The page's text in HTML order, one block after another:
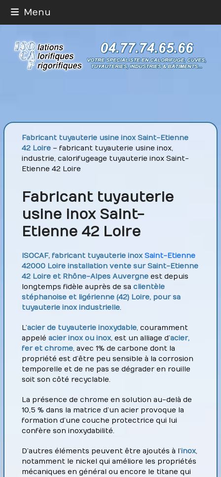
content
Menu
Fabricant tuyauterie usine inox Saint-Etienne
42 Loire – fabricant tuyauterie usine inox,
industrie, calorifugeage tuyauterie inox Saint-
Etienne 42 Loire
Fabricant tuyauterie
usine inox Saint-
Etienne 42 Loire
ISOCAF, fabricant tuyauterie inoxSaint-Etienne
42000 Loire installation vente sur Saint-Etienne
42 Loire et Rhône-Alpes Auvergne est depuis
longtemps fidèle auprès de saclientèle
stéphanoise et ligérienne (42) Loire, pour sa
tuyauterie inox industrielle.
L’acier de tuyauterie inoxydable, couramment
appeléacier inox ou inox, est un alliage d’acier,
fer et chrome, avec 1% de carbone dont la
propriété est d’être peu sensible à la corrosion
temporelle et de ne pas se dégrader en rouille
soit son côté recyclable.
La présence de chrome en solution au-delà de
10,5 % dans la matrice d’un acier provoque la
formation d’une couche protectrice qui lui
confère son inoxydabilité.
D’autres éléments peuvent être ajoutés à l’inox,
notamment le nickel qui améliore les propriétés
mécaniques en général ou encore le titane qui